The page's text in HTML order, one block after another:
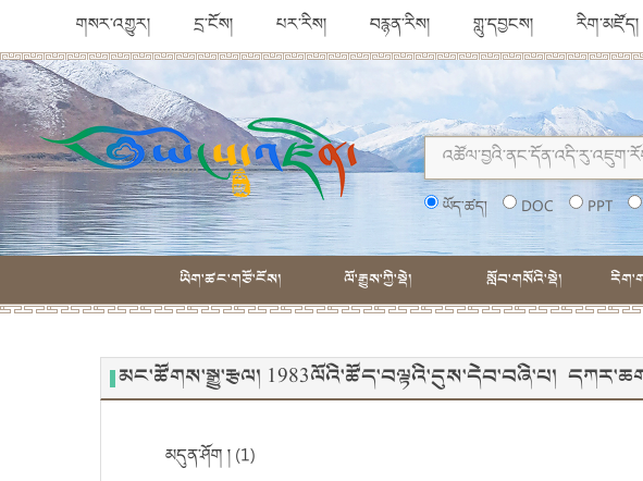
གསར་འགྱུར། དྲ་ངོས། པར་རིས། བརྙན་རིས། གླུ་དབྱངས། རིག་མཛོད།
ཡོད་ཚད། DOC PPT
ཡིག་ཚང་གཙོ་ངོས། ལོ་རྒྱུས་ཀྱི་སྡེ། སློབ་གསོའི་སྡེ།
མང་ཚོགས་སྒྱུ་རྩལ། 1983ལོའི་ཚོད་བལྟའི་དུས་དེབ་བཞི་པ།
མདུན་ཤོག ། (1)